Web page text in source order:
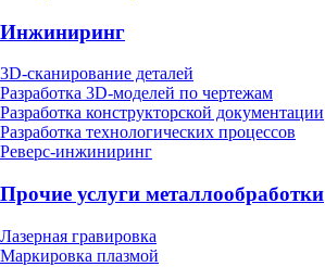
Инжиниринг
3D-сканирование деталей
Разработка 3D-моделей по чертежам
Разработка конструкторской документации
Разработка технологических процессов
Реверс-инжиниринг
Прочие услуги металлообработки
Лазерная гравировка
Маркировка плазмой